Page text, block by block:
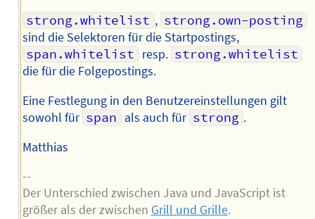
strong.whitelist , strong.own-posting
sind die Selektoren für die Startpostings,
span.whitelist resp. strong.whitelist
die für die Folgepostings.
Eine Festlegung in den Benutzereinstellungen gilt
sowohl für span als auch für strong .
Matthias
--
Der Unterschied zwischen Java und JavaScript ist
größer als der zwischen Grill und Grille.